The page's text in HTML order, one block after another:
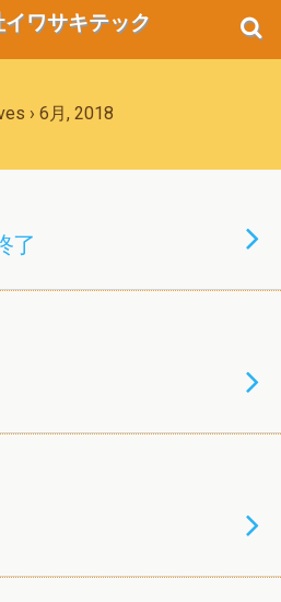
ワサキテック
› 6月, 2018
了